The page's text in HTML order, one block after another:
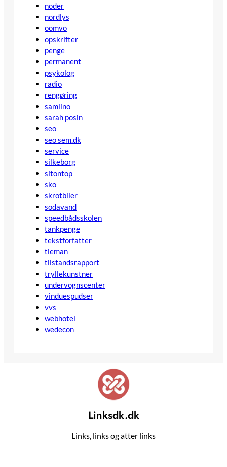
noder
nordlys
oomvo
opskrifter
penge
permanent
psykolog
radio
rengøring
samlino
sarah posin
seo
seo sem.dk
service
silkeborg
sitontop
sko
skrotbiler
sodavand
speedbådsskolen
tankpenge
tekstforfatter
tieman
tilstandsrapport
tryllekunstner
undervognscenter
vinduespudser
vvs
webhotel
wedecon
Linksdk.dk
Links, links og atter links